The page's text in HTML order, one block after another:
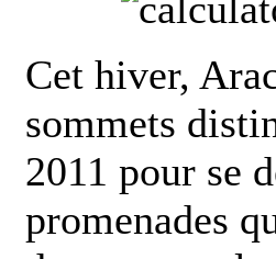
Cet hiver,
sommets
2011 pour se
promenades